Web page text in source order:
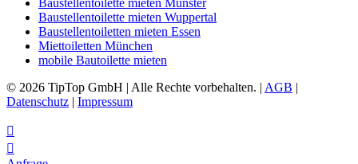
Baustellentoilette mieten Wuppertal
Baustellentoiletten mieten Essen
Miettoiletten München
mobile Bautoilette mieten
© 2026 TipTop GmbH | Alle Rechte vorbehalten. | AGB |
Datenschutz | Impressum

